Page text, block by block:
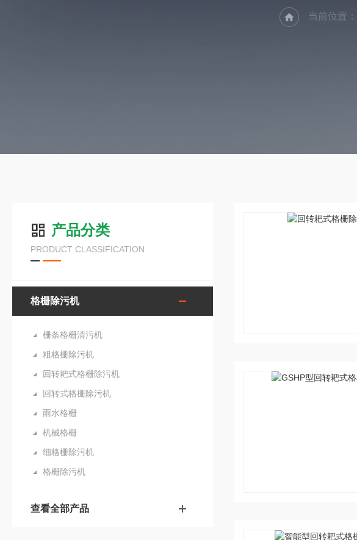
当前位置：
产品分类
PRODUCT CLASSIFICATION
格栅除污机
栅条格栅清污机
粗格栅除污机
回转耙式格栅除污机
回转式格栅除污机
雨水格栅
机械格栅
细格栅除污机
格栅除污机
查看全部产品